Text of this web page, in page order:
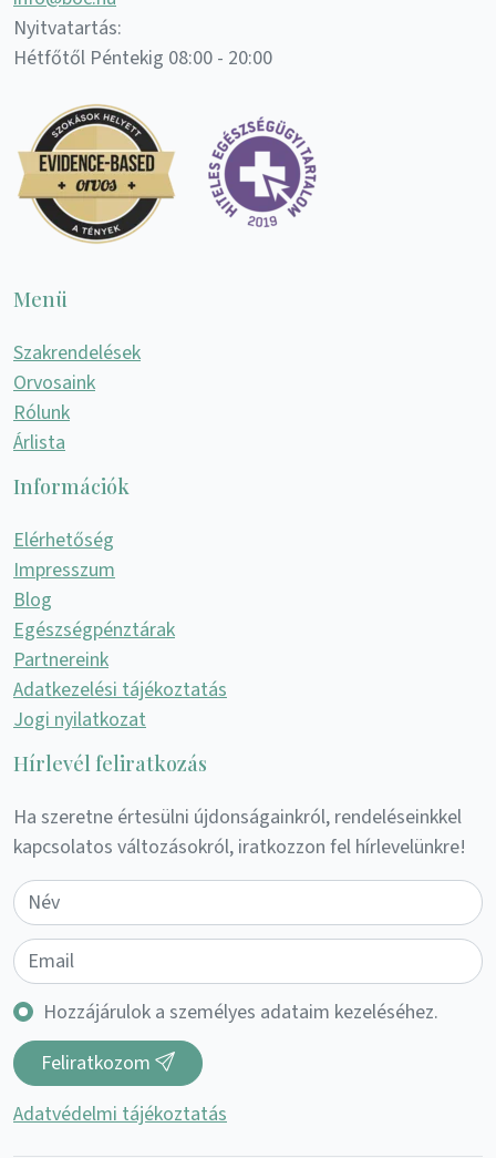
Nyitvatartás:
Hétfőtől Péntekig 08:00 - 20:00
Menü
Szakrendelések
Orvosaink
Rólunk
Árlista
Információk
Elérhetőség
Impresszum
Blog
Egészségpénztárak
Partnereink
Adatkezelési tájékoztatás
Jogi nyilatkozat
Hírlevél feliratkozás
Ha szeretne értesülni újdonságainkról, rendeléseinkkel
kapcsolatos változásokról, iratkozzon fel hírlevelünkre!
Hozzájárulok a személyes adataim kezeléséhez.
Feliratkozom
Adatvédelmi tájékoztatás